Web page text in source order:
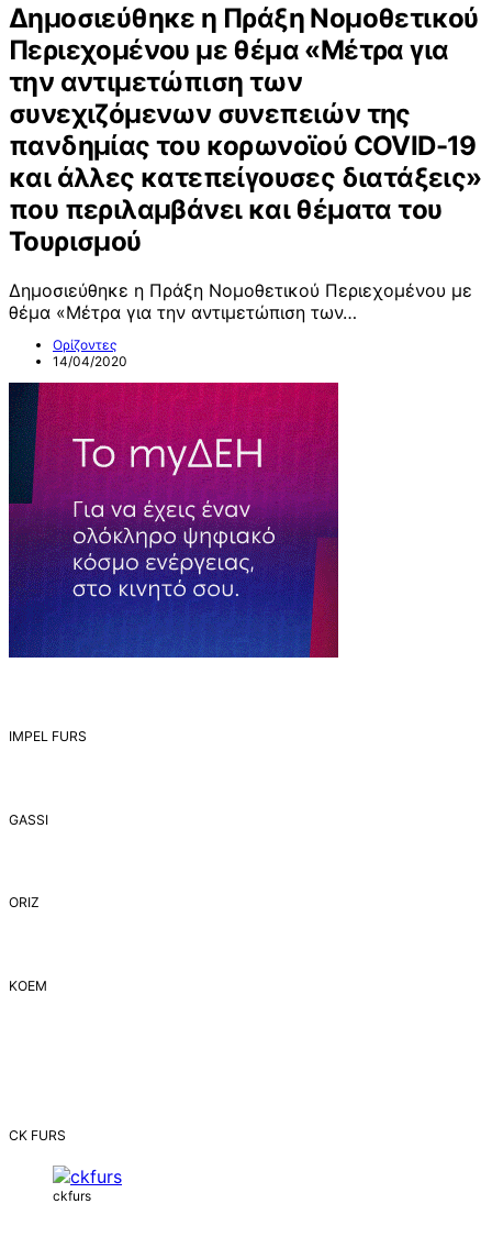
Δημοσιεύθηκε η Πράξη Νομοθετικού
Περιεχομένου με θέμα «Μέτρα για
την αντιμετώπιση των
συνεχιζόμενων συνεπειών της
πανδημίας του κορωνοϊού COVID-19
και άλλες κατεπείγουσες διατάξεις»
που περιλαμβάνει και θέματα του
Τουρισμού
Δημοσιεύθηκε η Πράξη Νομοθετικού Περιεχομένου με
θέμα «Μέτρα για την αντιμετώπιση των…
Ορίζοντες
14/04/2020
IMPEL FURS
GASSI
ORIZ
ΚΟΕΜ
CK FURS
ckfurs